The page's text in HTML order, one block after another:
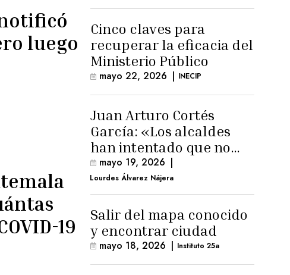
luego
19
Cinco claves para
recuperar la eficacia del
Ministerio Público
mayo 22, 2026 | INECIP
Juan Arturo Cortés
García: «Los alcaldes
han intentado que no
exista el terreno
comunal»
mayo 19, 2026 |
Lourdes Álvarez Nájera
Salir del mapa conocido
y encontrar ciudad
mayo 18, 2026 | Instituto 25a